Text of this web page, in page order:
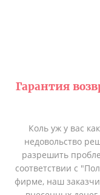
Гарантия
Коль уж у вас
недовольство
разрешить
соответствии с
фирме, наш